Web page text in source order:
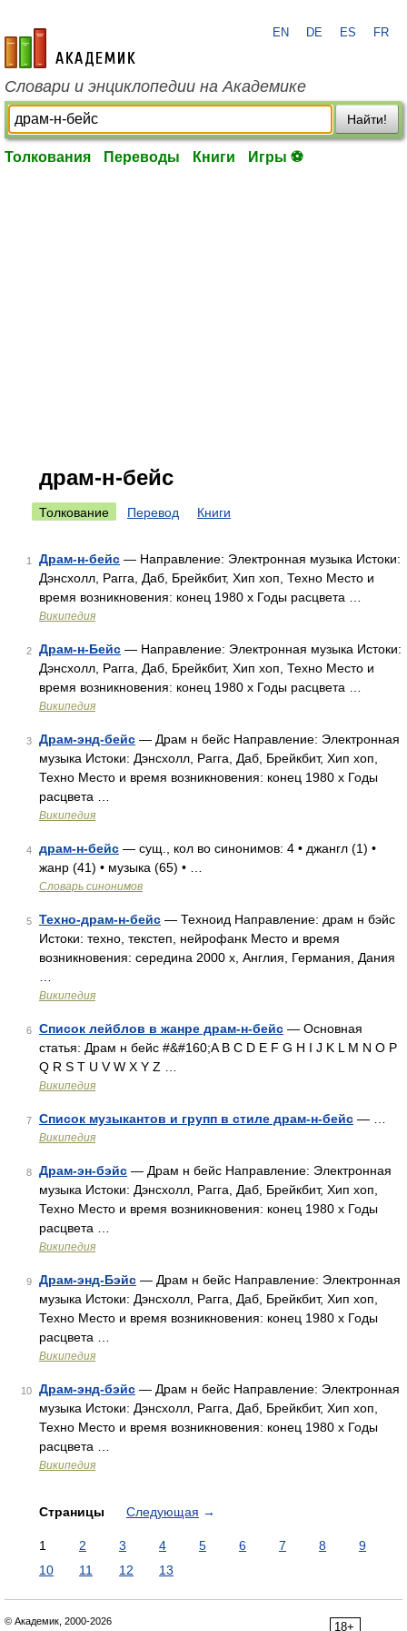
academic.ru
EN DE ES FR
Словари и энциклопедии на Академике
Найти!
Толкования Переводы Книги Игры ⚽
драм-н-бейс
Толкование Перевод Книги
1 Драм-н-бейс — Направление: Электронная музыка Истоки:
Дэнсхолл, Рагга, Даб, Брейкбит, Хип хоп, Техно Место и
время возникновения: конец 1980 х Годы расцвета …
Википедия
2 Драм-н-Бейс — Направление: Электронная музыка Истоки:
Дэнсхолл, Рагга, Даб, Брейкбит, Хип хоп, Техно Место и
время возникновения: конец 1980 х Годы расцвета …
Википедия
3 Драм-энд-бейс — Драм н бейс Направление: Электронная
музыка Истоки: Дэнсхолл, Рагга, Даб, Брейкбит, Хип хоп,
Техно Место и время возникновения: конец 1980 х Годы
расцвета …
Википедия
4 драм-н-бейс — сущ., кол во синонимов: 4 • джангл (1) •
жанр (41) • музыка (65) • …
Словарь синонимов
5 Техно-драм-н-бейс — Техноид Направление: драм н бэйс
Истоки: техно, текстеп, нейрофанк Место и время
возникновения: середина 2000 х, Англия, Германия, Дания
Википедия
6 Список лейблов в жанре драм-н-бейс — Основная
статья: Драм н бейс #&#160;A B C D E F G H I J K L M N O P
Q R S T U V W X Y Z …
Википедия
7 Список музыкантов и групп в стиле драм-н-бейс — …
Википедия
8 Драм-эн-бэйс — Драм н бейс Направление: Электронная
музыка Истоки: Дэнсхолл, Рагга, Даб, Брейкбит, Хип хоп,
Техно Место и время возникновения: конец 1980 х Годы
расцвета …
Википедия
9 Драм-энд-Бэйс — Драм н бейс Направление: Электронная
музыка Истоки: Дэнсхолл, Рагга, Даб, Брейкбит, Хип хоп,
Техно Место и время возникновения: конец 1980 х Годы
расцвета …
Википедия
10 Драм-энд-бэйс — Драм н бейс Направление: Электронная
музыка Истоки: Дэнсхолл, Рагга, Даб, Брейкбит, Хип хоп,
Техно Место и время возникновения: конец 1980 х Годы
расцвета …
Википедия
Страницы Следующая →
1 2 3 4 5 6 7 8
9
10
11 12 13
18+
© Академик, 2000-2026